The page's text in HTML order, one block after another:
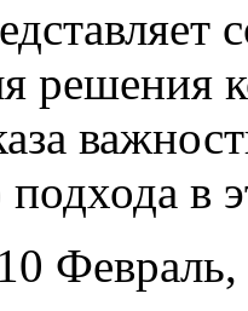
решения
в